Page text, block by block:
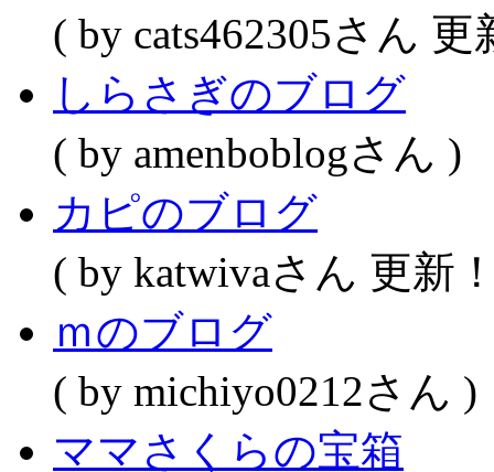
( by cats462305さん 更
しらさぎのブログ
( by amenboblogさん )
カピのブログ
( by katwivaさん 更新
ｍのブログ
( by michiyo0212さん )
ママさくらの宝箱